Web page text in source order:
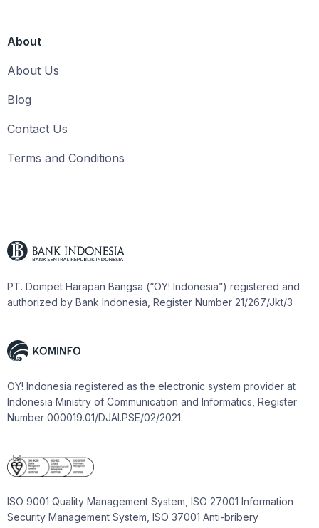
About
About Us
Blog
Contact Us
Terms and Conditions
PT. Dompet Harapan Bangsa (“OY! Indonesia”) registered and
authorized by Bank Indonesia, Register Number 21/267/Jkt/3
OY! Indonesia registered as the electronic system provider at
Indonesia Ministry of Communication and Informatics, Register
Number 000019.01/DJAI.PSE/02/2021.
ISO 9001 Quality Management System, ISO 27001 Information
Security Management System, ISO 37001 Anti-bribery